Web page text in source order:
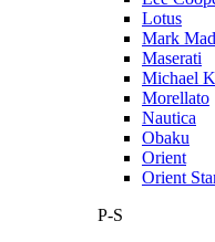
Lotus
Mark
Maserati
Michael
Morellato
Nautica
Obaku
Orient
Orient
P-S